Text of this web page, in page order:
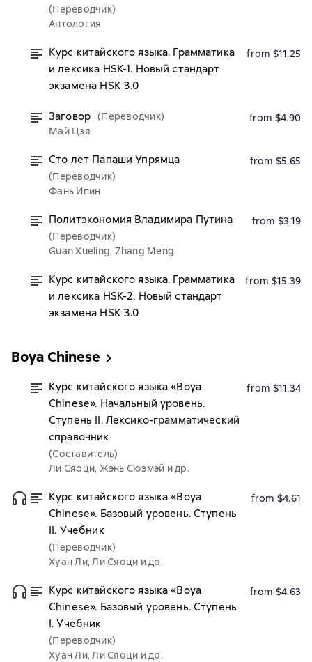
(Переводчик)
Антология
Курс китайского языка. Грамматика
и лексика HSK-1. Новый стандарт
экзамена HSK 3.0
from $11.25
Заговор (Переводчик)
Май Цзя
from $4.90
Сто лет Папаши Упрямца
(Переводчик)
Фань Ипин
from $5.65
Политэкономия Владимира Путина
(Переводчик)
Guan Xueling, Zhang Meng
from $3.19
Курс китайского языка. Грамматика
и лексика HSK-2. Новый стандарт
экзамена HSK 3.0
from $15.39
Boya Chinese
Курс китайского языка «Boya
Chinese». Начальный уровень.
Ступень II. Лексико-грамматический
справочник
(Составитель)
Ли Сяоци, Жэнь Сюэмэй и др.
from $11.34
Курс китайского языка «Boya
Chinese». Базовый уровень. Ступень
II. Учебник
(Переводчик)
Хуан Ли, Ли Сяоци и др.
from $4.61
Курс китайского языка «Boya
Chinese». Базовый уровень. Ступень
I. Учебник
(Переводчик)
Хуан Ли, Ли Сяоци и др.
from $4.63